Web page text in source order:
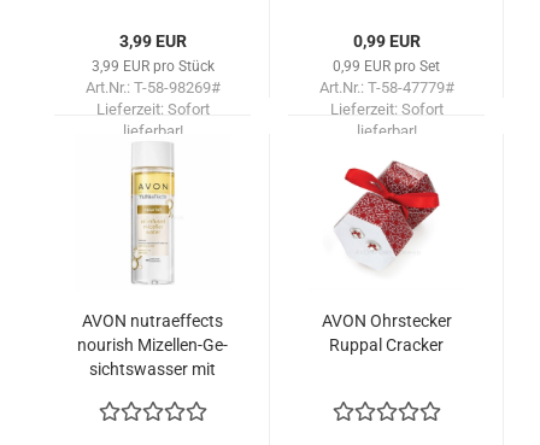
3,99 EUR
3,99 EUR pro Stück
Art.Nr.: T-58-98269#
Lieferzeit: Sofort
lieferbar!
0,99 EUR
0,99 EUR pro Set
Art.Nr.: T-58-47779#
Lieferzeit: Sofort
lieferbar!
AVON nu­tra­ef­fects
nou­rish Mizellen-​​Ge­
sichts­was­ser mit
AVON Ohr­ste­cker
Rup­pal Cra­cker